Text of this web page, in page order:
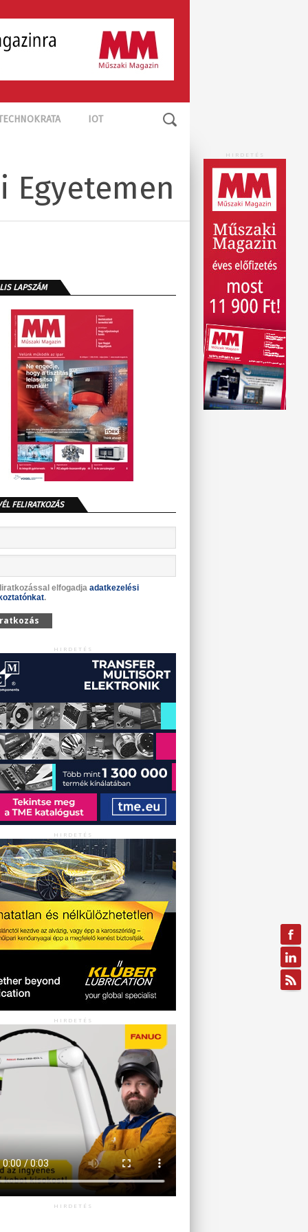
IOT
HIRDETÉS
Egyetemen
LAPSZÁM
FELIRATKOZÁS
elfogadja adatkezelési
.
HIRDETÉS
HIRDETÉS
HIRDETÉS
HIRDETÉS